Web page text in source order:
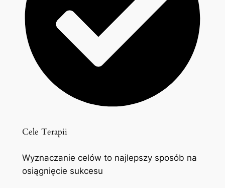
Cele Terapii
Wyznaczanie celów to najlepszy sposób na
osiągnięcie sukcesu